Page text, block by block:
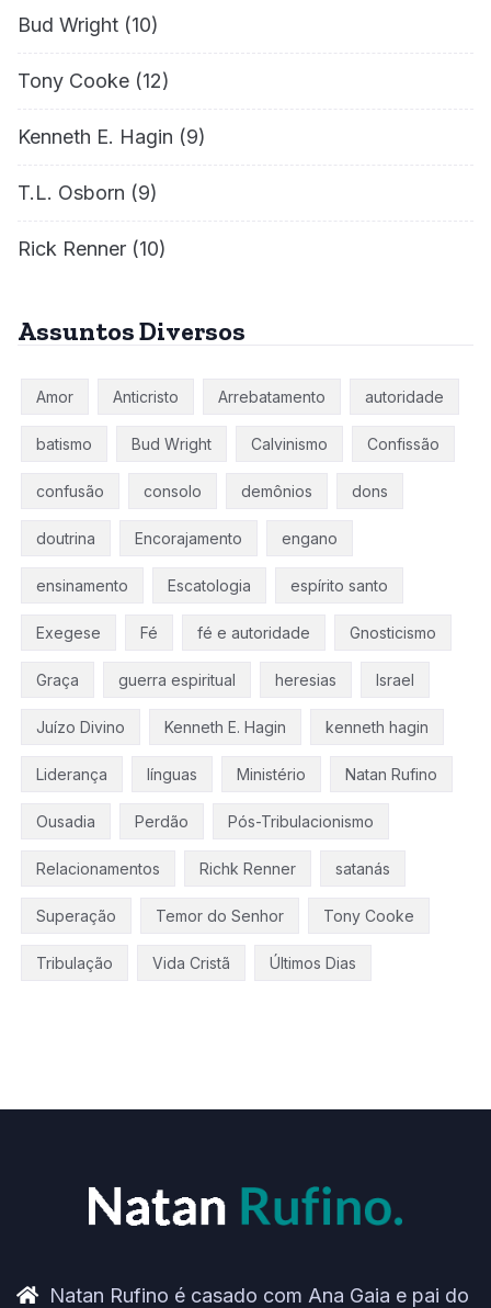
Bud Wright (10)
Tony Cooke (12)
Kenneth E. Hagin (9)
T.L. Osborn (9)
Rick Renner (10)
Assuntos Diversos
Amor Anticristo Arrebatamento autoridade
batismo Bud Wright Calvinismo Confissão
confusão consolo demônios dons
doutrina Encorajamento engano
ensinamento Escatologia espírito santo
Exegese Fé fé e autoridade Gnosticismo
Graça guerra espiritual heresias Israel
Juízo Divino Kenneth E. Hagin kenneth hagin
Liderança línguas Ministério Natan Rufino
Ousadia Perdão Pós-Tribulacionismo
Relacionamentos Richk Renner satanás
Superação Temor do Senhor Tony Cooke
Tribulação Vida Cristã Últimos Dias
Natan Rufino é casado com Ana Gaia e pai do